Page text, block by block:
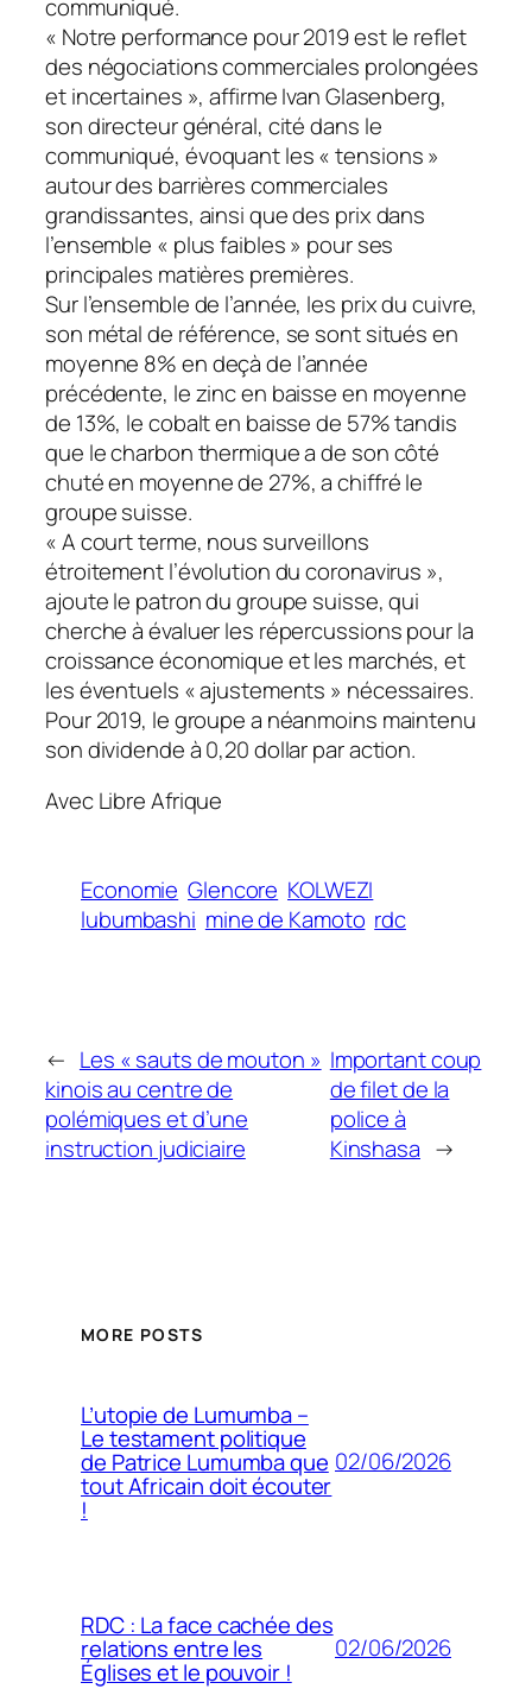
communiqué.
« Notre performance pour 2019 est le reflet
des négociations commerciales prolongées
et incertaines », affirme Ivan Glasenberg,
son directeur général, cité dans le
communiqué, évoquant les « tensions »
autour des barrières commerciales
grandissantes, ainsi que des prix dans
l’ensemble « plus faibles » pour ses
principales matières premières.
Sur l’ensemble de l’année, les prix du cuivre,
son métal de référence, se sont situés en
moyenne 8% en deçà de l’année
précédente, le zinc en baisse en moyenne
de 13%, le cobalt en baisse de 57% tandis
que le charbon thermique a de son côté
chuté en moyenne de 27%, a chiffré le
groupe suisse.
« A court terme, nous surveillons
étroitement l’évolution du coronavirus »,
ajoute le patron du groupe suisse, qui
cherche à évaluer les répercussions pour la
croissance économique et les marchés, et
les éventuels « ajustements » nécessaires.
Pour 2019, le groupe a néanmoins maintenu
son dividende à 0,20 dollar par action.​
Avec Libre Afrique
Economie Glencore KOLWEZI
lubumbashi mine de Kamoto rdc
← Les « sauts de mouton »
kinois au centre de
polémiques et d’une
instruction judiciaire
Important coup
de filet de la
police à
Kinshasa →
MORE POSTS
L’utopie de Lumumba –
Le testament politique
de Patrice Lumumba que
tout Africain doit écouter
!
02/06/2026
RDC : La face cachée des
relations entre les
Églises et le pouvoir !
02/06/2026